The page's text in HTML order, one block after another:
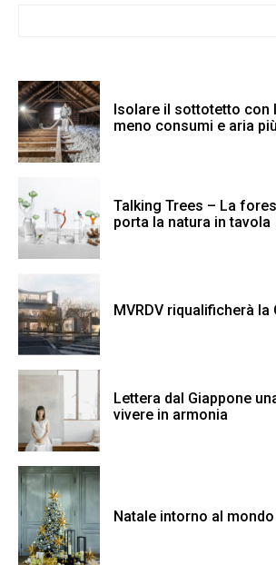
Isolare il sottotetto con
meno consumi e aria
Talking Trees – La
porta la natura in tavola
MVRDV riqualificherà la
Lettera dal Giappone
vivere in armonia
Natale intorno al mondo